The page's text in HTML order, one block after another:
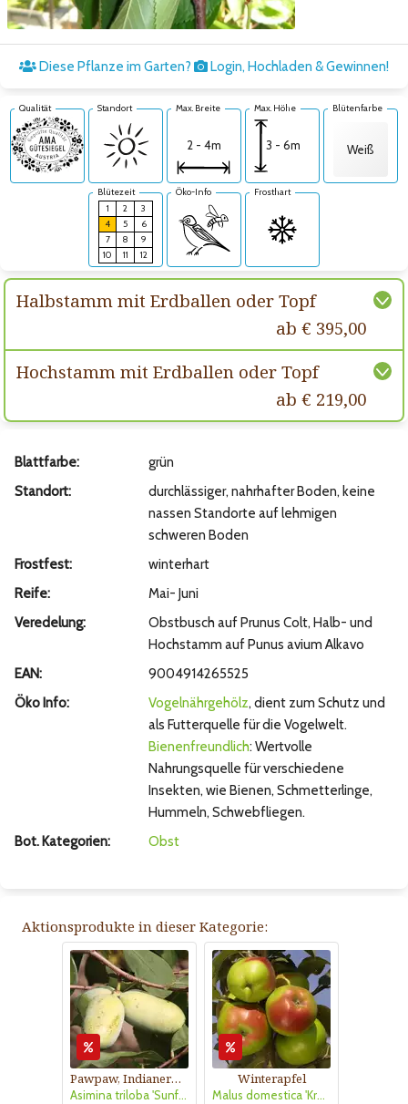
Zum nächsten Bild
Diese Pflanze im Garten? Login, Hochladen & Gewinnen!
Qualität Standort Max. Breite
2 - 4m
Max. Höhe
3 - 6m
Blütenfarbe
Weiß
Blütezeit
1
2
3
4
5
6
7
8
9
10
11 12
Öko-Info Frosthart
Halbstamm mit Erdballen oder Topf
ab € 395,00
Hochstamm mit Erdballen oder Topf
ab € 219,00
Blattfarbe:
grün
Standort:
durchlässiger, nahrhafter Boden, keine
nassen Standorte auf lehmigen
schweren Boden
Frostfest:
winterhart
Reife:
Mai- Juni
Veredelung:
Obstbusch auf Prunus Colt, Halb- und
Hochstamm auf Punus avium Alkavo
EAN:
9004914265525
Öko Info:
Vogelnährgehölz, dient zum Schutz und
als Futterquelle für die Vogelwelt.
Bienenfreundlich: Wertvolle
Nahrungsquelle für verschiedene
Insekten, wie Bienen, Schmetterlinge,
Hummeln, Schwebfliegen.
Bot. Kategorien:
Obst
Aktionsprodukte in dieser Kategorie:
Pawpaw, Indianerbanane
Asimina triloba 'Sunflower'
Winterapfel
Malus domestica 'Kronprinz Rudolf'